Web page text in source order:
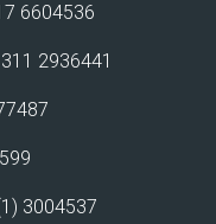
6604536
2936441
3004537